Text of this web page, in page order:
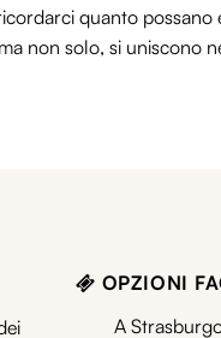
quanto possano
non solo, si uniscono
OPZIONI
A